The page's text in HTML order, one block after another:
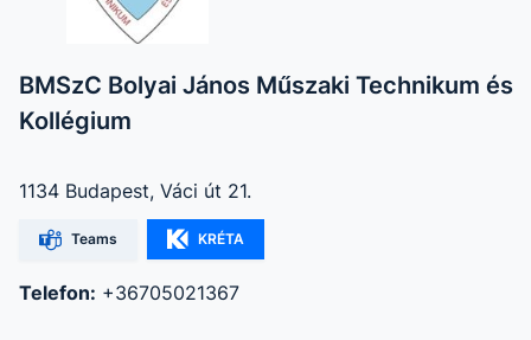
BMSzC Bolyai János Műszaki Technikum és
Kollégium
1134 Budapest, Váci út 21.
Teams KRÉTA
Telefon: +36705021367